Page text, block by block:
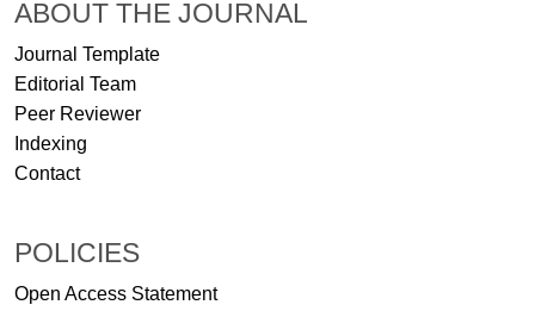
ABOUT THE JOURNAL
Journal Template
Editorial Team
Peer Reviewer
Indexing
Contact
POLICIES
Open Access Statement